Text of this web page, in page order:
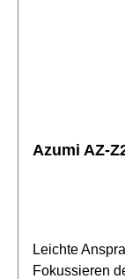
Azumi AZ-
Leichte
Fokussieren